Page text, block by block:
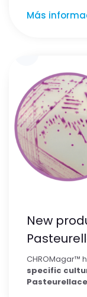
Más
New
CHROMagar™
specific